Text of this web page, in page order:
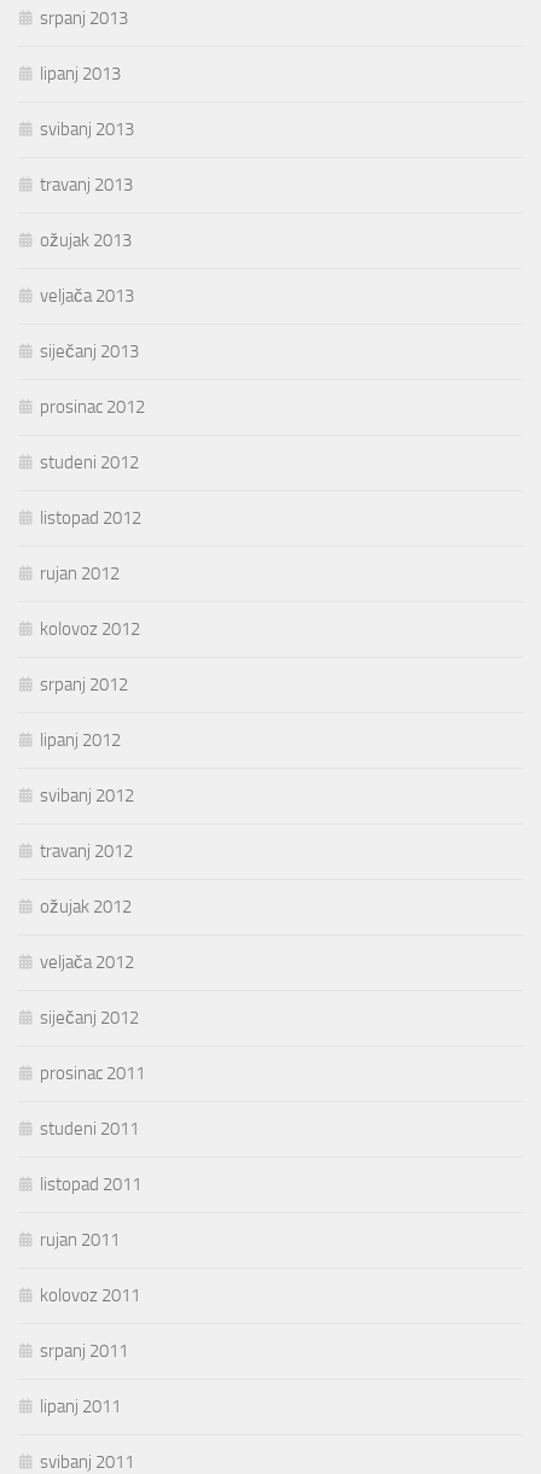
srpanj 2013
lipanj 2013
svibanj 2013
travanj 2013
ožujak 2013
veljača 2013
siječanj 2013
prosinac 2012
studeni 2012
listopad 2012
rujan 2012
kolovoz 2012
srpanj 2012
lipanj 2012
svibanj 2012
travanj 2012
ožujak 2012
veljača 2012
siječanj 2012
prosinac 2011
studeni 2011
listopad 2011
rujan 2011
kolovoz 2011
srpanj 2011
lipanj 2011
svibanj 2011